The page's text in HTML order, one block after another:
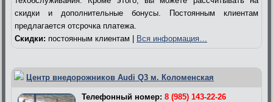
скидки и дополнительные бонусы. Постоянным клиентам
предлагается отсрочка платежа.
Скидки: постоянным клиентам | Вся информация…
Центр внедорожников Audi Q3 м. Коломенская
Телефонный номер: 8 (985) 143-22-26